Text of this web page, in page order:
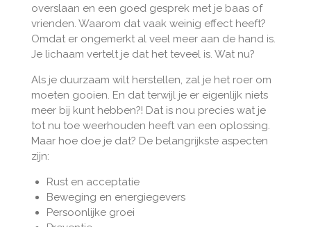
overslaan en een goed gesprek met je baas of
vrienden. Waarom dat vaak weinig effect heeft?
Omdat er ongemerkt al veel meer aan de hand is.
Je lichaam vertelt je dat het teveel is. Wat nu?
Als je duurzaam wilt herstellen, zal je het roer om
moeten gooien. En dat terwijl je er eigenlijk niets
meer bij kunt hebben?! Dat is nou precies wat je
tot nu toe weerhouden heeft van een oplossing.
Maar hoe doe je dat? De belangrijkste aspecten
zijn:
Rust en acceptatie
Beweging en energiegevers
Persoonlijke groei